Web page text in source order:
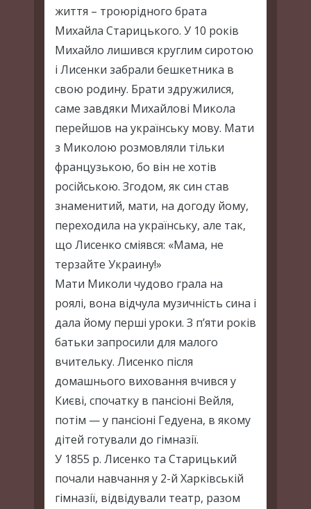
життя – троюрідного брата
Михайла Старицького. У 10 років
Михайло лишився круглим сиротою
і Лисенки забрали бешкетника в
свою родину. Брати здружилися,
саме завдяки Михайлові Микола
перейшов на українську мову. Мати
з Миколою розмовляли тільки
французькою, бо він не хотів
російською. Згодом, як син став
знаменитий, мати, на догоду йому,
переходила на українську, але так,
що Лисенко сміявся: «Мама, не
терзайте Украину!»
Мати Миколи чудово грала на
роялі, вона відчула музичність сина і
дала йому перші уроки. З п’яти років
батьки запросили для малого
вчительку. Лисенко після
домашнього виховання вчився у
Києві, спочатку в пансіоні Вейля,
потім — у пансіоні Гедуена, в якому
дітей готували до гімназії.
У 1855 р. Лисенко та Старицький
почали навчання у 2-й Харківській
гімназії, відвідували театр, разом